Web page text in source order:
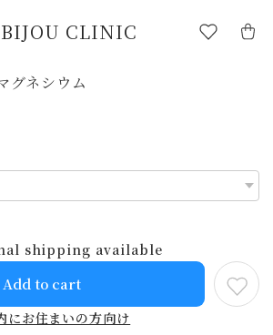
BIJOU CLINIC
ネシウム
shipping available
Add to cart
にお住まいの方向け